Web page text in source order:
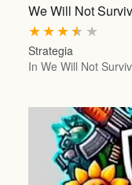
We Will Not
★
★
★
★
★
Strategia
In We Will Not